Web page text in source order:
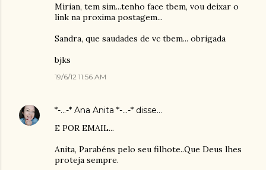
Mirian, tem sim...tenho face tbem, vou deixar o
link na proxima postagem...
Sandra, que saudades de vc tbem... obrigada
bjks
19/6/12 11:56 AM
*-...-* Ana Anita *-...-* disse…
E POR EMAIL...
Anita, Parabéns pelo seu filhote..Que Deus lhes
proteja sempre.